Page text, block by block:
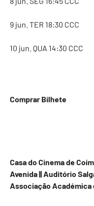
9 jun. TER 18:30 CCC
10 jun. QUA 14:30 CCC
Comprar Bilhete
Casa do Cinema de
Avenida || Auditório
Associação Académica